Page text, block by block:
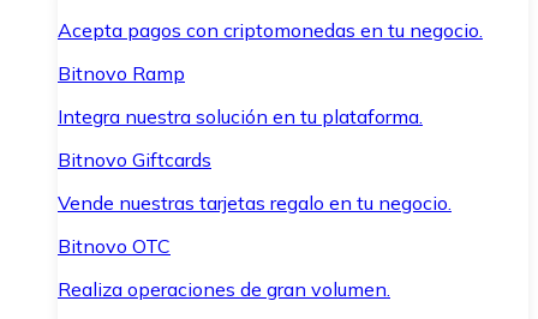
Acepta pagos con criptomonedas en tu negocio.
Bitnovo Ramp
Integra nuestra solución en tu plataforma.
Bitnovo Giftcards
Vende nuestras tarjetas regalo en tu negocio.
Bitnovo OTC
Realiza operaciones de gran volumen.